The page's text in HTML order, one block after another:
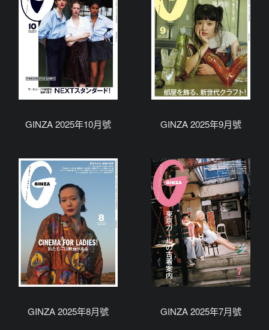
GINZA 2025年10月號 GINZA 2025年9月號
GINZA 2025年8月號 GINZA 2025年7月號